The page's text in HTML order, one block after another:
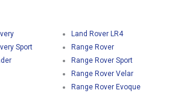
Sport
Land Rover LR4
Range Rover
Range Rover Sport
Range Rover Velar
Range Rover Evoque